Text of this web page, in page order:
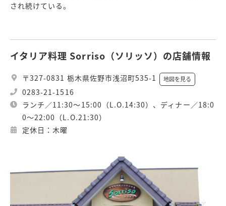
され続けている。
イタリア料理 Sorriso（ソリッソ）の店舗情報
〒327-0831 栃木県佐野市浅沼町535-1 地図を見る
0283-21-1516
ランチ／11:30～15:00（L.O.14:30）、ディナー／18:0
0～22:00（L.O.21:30）
定休日：木曜